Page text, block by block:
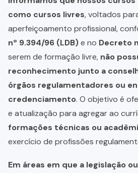
como cursos livres, voltados
aperfeiçoamento profissional,
nº 9.394/96 (LDB)e no Decreto
serem de formação livre, não
reconhecimento junto a
órgãos regulamentadores ou
credenciamento. O objetivo é
e atualização para agregar ao
formações técnicas ou
exercício de profissões
Em áreas em que a legislação